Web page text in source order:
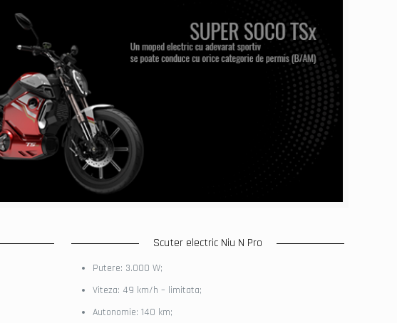
Scuter electric Niu N Pro
Putere: 3.000 W;
Viteza: 49 km/h – limitata;
Autonomie: 140 km;